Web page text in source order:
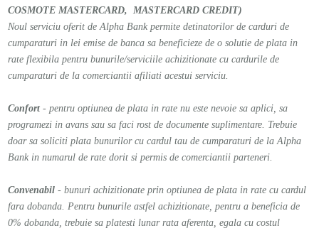
COSMOTE MASTERCARD, MASTERCARD CREDIT)
Noul serviciu oferit de Alpha Bank permite detinatorilor de carduri de
cumparaturi in lei emise de banca sa beneficieze de o solutie de plata in
rate flexibila pentru bunurile/serviciile achizitionate cu cardurile de
cumparaturi de lacomerciantii afiliati acestui serviciu.
Confort - pentru optiunea de plata in rate nu este nevoie sa aplici, sa
programezi in avans sau sa faci rost de documente suplimentare. Trebuie
doar sa soliciti plata bunurilor cu cardul tau de cumparaturi de la Alpha
Bank in numarul de rate dorit si permis de comerciantii parteneri.
Convenabil - bunuri achizitionate prin optiunea de plata in rate cu cardul
fara dobanda. Pentru bunurile astfel achizitionate, pentru a beneficia de
0% dobanda, trebuie sa platesti lunar rata aferenta, egala cu costul